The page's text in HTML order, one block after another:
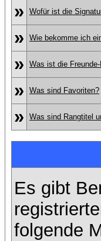
» Wofür ist die
» Wie bekomme ich
» Was ist die
» Was sind Favoriten?
» Was sind Rangtitel
Es gibt
folgende